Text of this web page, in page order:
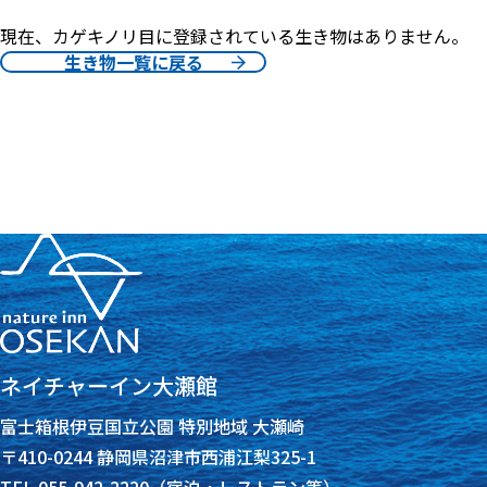
現在、カゲキノリ目に登録されている生き物はありません。
生き物一覧に戻る
ネイチャーイン大瀬館
富士箱根伊豆国立公園 特別地域 大瀬崎
〒410-0244 静岡県沼津市西浦江梨325-1